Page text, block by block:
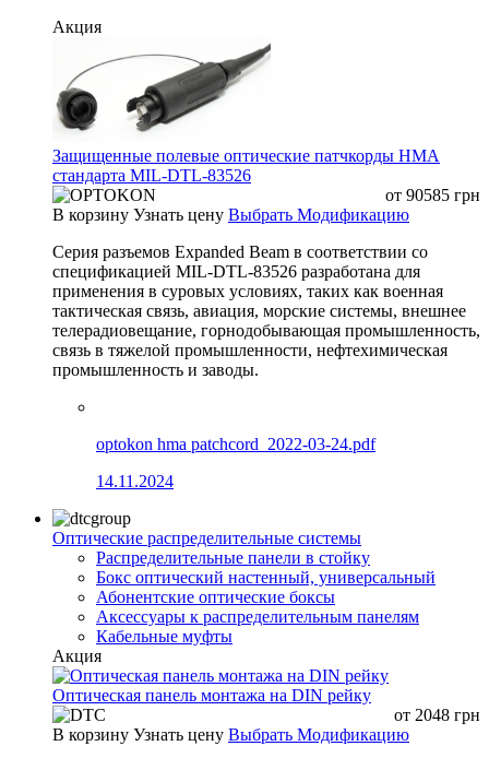
Акция
Защищенные полевые оптические патчкорды HMA
стандарта MIL-DTL-83526
от 90585 грн
В корзину Узнать цену Выбрать Модификацию
Серия разъемов Expanded Beam в соответствии со
спецификацией MIL-DTL-83526 разработана для
применения в суровых условиях, таких как военная
тактическая связь, авиация, морские системы, внешнее
телерадиовещание, горнодобывающая промышленность,
связь в тяжелой промышленности, нефтехимическая
промышленность и заводы.
optokon hma patchcord_2022-03-24.pdf
14.11.2024
Оптические распределительные системы
Распределительные панели в стойку
Бокс оптический настенный, универсальный
Абонентские оптические боксы
Аксессуары к распределительным панелям
Кабельные муфты
Акция
Оптическая панель монтажа на DIN рейку
от 2048 грн
В корзину Узнать цену Выбрать Модификацию